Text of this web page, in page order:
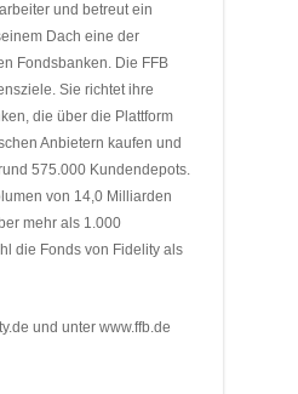
und betreut ein
Dach eine der
Fondsbanken. Die FFB
Sie richtet ihre
die über die Plattform
Anbietern kaufen und
575.000 Kundendepots.
von 14,0 Milliarden
mehr als 1.000
die Fonds von Fidelity als
und unter www.ffb.de